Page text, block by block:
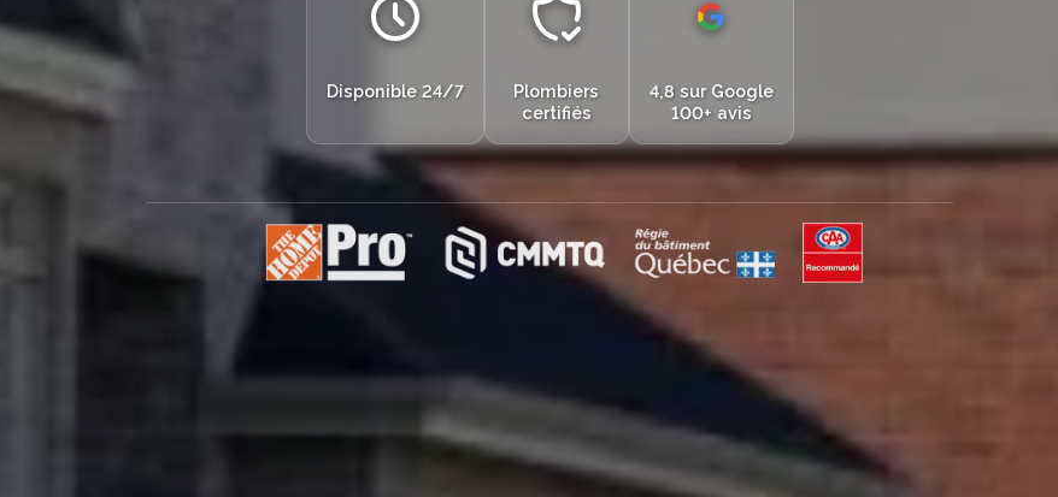
Disponible 24/7
Plombiers
certifiés
4,8 sur Google
100+ avis